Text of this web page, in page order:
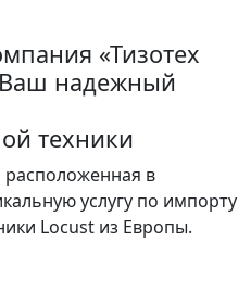
«Тизотех
надежный
техники
расположенная в
услугу по импорту
Locust из Европы.